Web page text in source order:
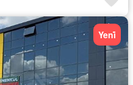
Yeni̇